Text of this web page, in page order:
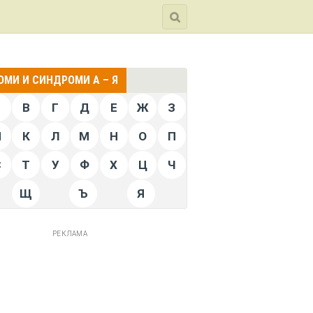
И СИНДРОМИ А – Я
В Г Д Е Ж З
К Л М Н О П
Т У Ф Х Ц Ч
Щ Ъ Я
РЕКЛАМА